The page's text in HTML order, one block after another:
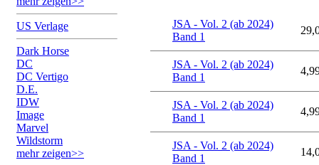
US Verlage
Dark Horse
DC
DC Vertigo
D.E.
IDW
Image
Marvel
Wildstorm
mehr zeigen>>
JSA - Vol. 2 (ab 2024)
Band 1
JSA - Vol. 2 (ab 2024)
Band 1
JSA - Vol. 2 (ab 2024)
Band 1
JSA - Vol. 2 (ab 2024)
Band 1